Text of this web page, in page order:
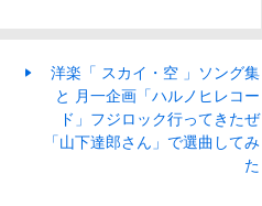
洋楽「 スカイ・空 」ソング集
と 月一企画「ハルノヒレコー
ド」フジロック行ってきたぜ
「山下達郎さん」で選曲してみ
た